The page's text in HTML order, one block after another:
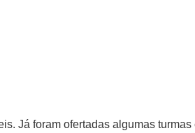
Já foram ofertadas algumas turmas